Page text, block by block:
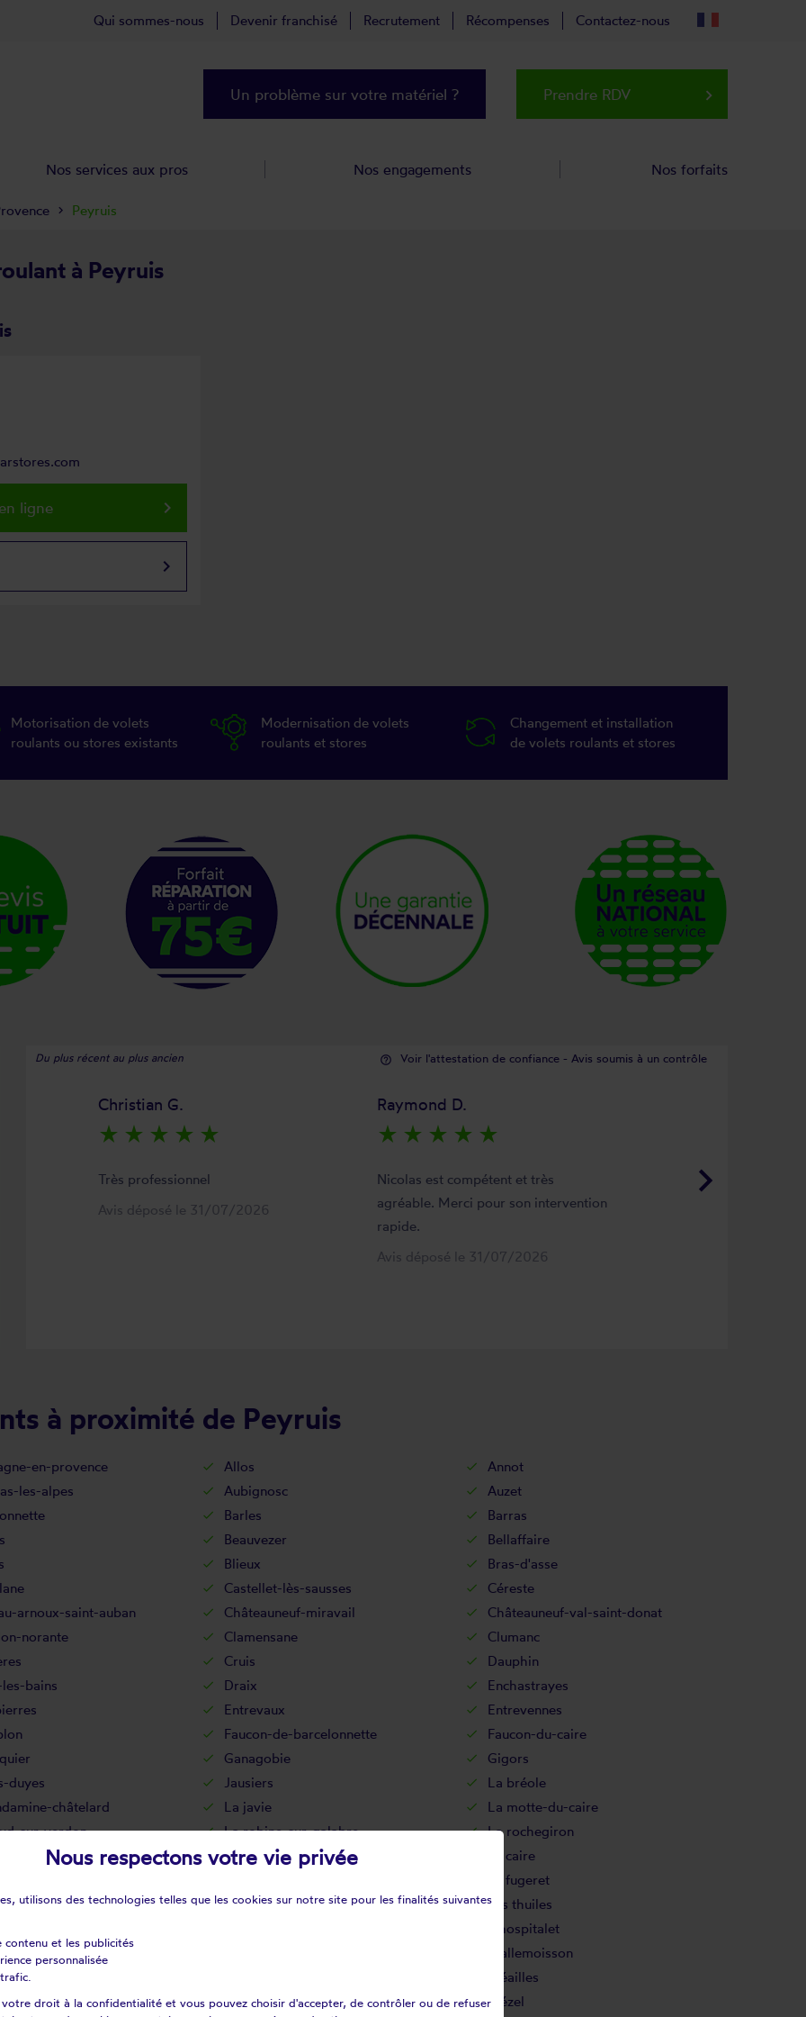
à Peyruis
ligne keyboard_arrow_right
keyboard_arrow_right
Motorisation de volets
roulants ou stores existants
Modernisation de volets
roulants et stores
Changement et installation
de volets roulants et stores
Du plus récent au plus ancien help_outline Voir l'attestation de confiance - Avis soumis à un contrôle
keyboard_arrow_right
Christian G.
star_rate star_rate star_rate star_rate star_rate
Très professionnel
Avis déposé le 31/07/2026
Raymond D.
star_rate star_rate star_rate star_rate star_rate
Nicolas est compétent et très
agréable. Merci pour son intervention
rapide.
Avis déposé le 31/07/2026
à proximité de Peyruis
en-provence Allos
Annot
les-alpes Aubignosc
Auzet
Barles
Barras
Beauvezer
Bellaffaire
Blieux
Bras-d'asse
Castellet-lès-sausses
Céreste
arnoux-saint-auban Châteauneuf-miravail
Châteauneuf-val-saint-donat
norante Clamensane
Clumanc
Cruis
Dauphin
bains Draix
Enchastrayes
Entrevaux
Entrevennes
Faucon-de-barcelonnette
Faucon-du-caire
Ganagobie
Gigors
duyes Jausiers
La bréole
châtelard La javie
La motte-du-caire
sur-verdon La robine-sur-galabre
La rochegiron
Le brusquet
Le caire
Le fugeret
Les omergues
Les thuiles
L'hospitalet
Mallemoisson
Méailles
revel Meyronnes
Mézel
Peyruis
Qui sommes-nous Devenir franchisé Recrutement Récompenses Contactez-nous
Un problème sur votre matériel ? Prendre RDV keyboard_arrow_right
Nos services aux pros Nos engagements Nos forfaits
Nous respectons votre vie privée
utilisons des technologies telles que les cookies sur notre site pour les finalités suivantes
contenu et les publicités
personnalisée
votre droit à la confidentialité et vous pouvez choisir d'accepter, de contrôler ou de refuser